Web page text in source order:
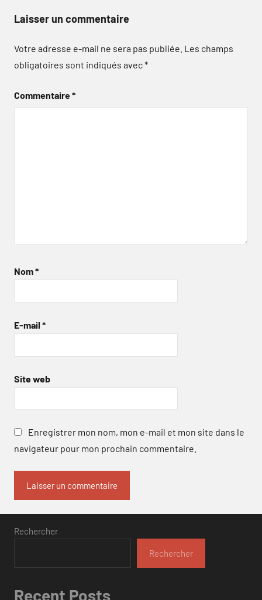
Laisser un commentaire
Votre adresse e-mail ne sera pas publiée. Les champs
obligatoires sont indiqués avec*
Commentaire*
Nom*
E-mail *
Site web
Enregistrer mon nom, mon e-mail et mon site dans le
navigateur pour mon prochain commentaire.
Rechercher
Rechercher
Recent Posts